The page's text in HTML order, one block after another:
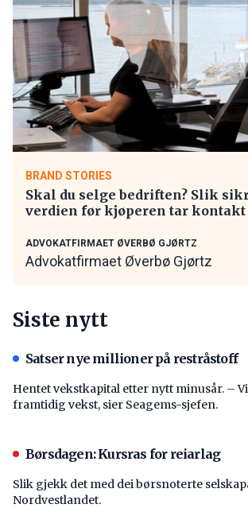
BRAND STORIES
Skal du selge bedriften? Slik
verdien før kjøperen tar kontakt
ADVOKATFIRMAET ØVERBØ GJØRTZ
Advokatfirmaet Øverbø Gjørtz
Siste nytt
Satser nye millioner på restråstoff
Hentet vekstkapital etter nytt minusår. –
framtidig vekst, sier Seagems-sjefen.
Børsdagen: Kursras for reiarlag
Slik gjekk det med dei børsnoterte
Nordvestlandet.